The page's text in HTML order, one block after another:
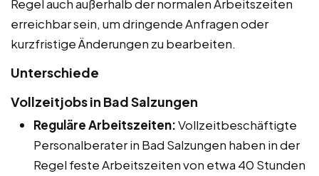
Regel auch außerhalb der normalen Arbeitszeiten
erreichbar sein, um dringende Anfragen oder
kurzfristige Änderungen zu bearbeiten.
Unterschiede
Vollzeitjobs in Bad Salzungen
Reguläre Arbeitszeiten:Vollzeitbeschäftigte
Personalberater in Bad Salzungen haben in der
Regel feste Arbeitszeiten von etwa 40 Stunden